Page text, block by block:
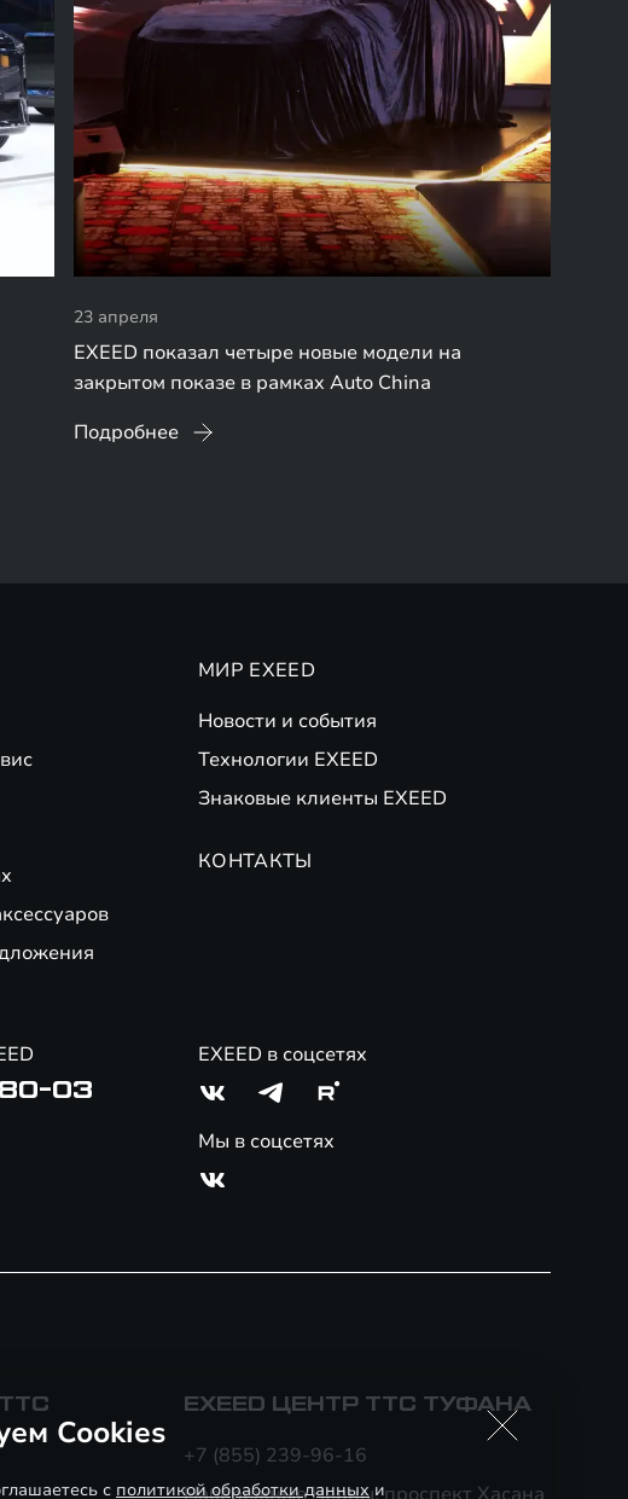
23 апреля
EXEED показал четыре новые модели на
закрытом показе в рамках Auto China
Подробнее
МИР EXEED
Новости и события
Технологии EXEED
Знаковые клиенты EXEED
КОНТАКТЫ
03
EXEED в соцсетях
Мы в соцсетях
EXEED ЦЕНТР ТТС ТУФАНА
+7 (855) 239-96-16
Cookies
с политикой обработки данныхи